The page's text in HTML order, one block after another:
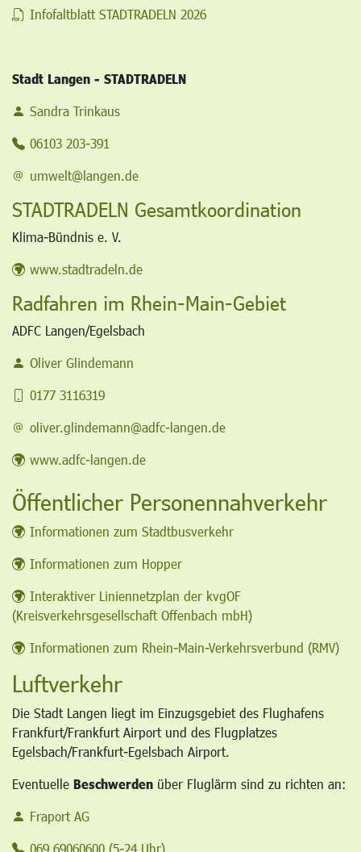
Infofaltblatt STADTRADELN 2026
Stadt Langen - STADTRADELN
Sandra Trinkaus
06103 203-391
umwelt@langen.de
STADTRADELN Gesamtkoordination
Klima-Bündnis e. V.
www.stadtradeln.de
Radfahren im Rhein-Main-Gebiet
ADFC Langen/Egelsbach
Oliver Glindemann
0177 3116319
oliver.glindemann@adfc-langen.de
www.adfc-langen.de
Öffentlicher Personennahverkehr
Informationen zum Stadtbusverkehr
Informationen zum Hopper
Interaktiver Liniennetzplan der kvgOF
(Kreisverkehrsgesellschaft Offenbach mbH)
Informationen zum Rhein-Main-Verkehrsverbund (RMV)
Luftverkehr
Die Stadt Langen liegt im Einzugsgebiet des Flughafens
Frankfurt/Frankfurt Airport und des Flugplatzes
Egelsbach/Frankfurt-Egelsbach Airport.
Eventuelle Beschwerden über Fluglärm sind zu richten an:
Fraport AG
069 69060600 (5-24 Uhr)